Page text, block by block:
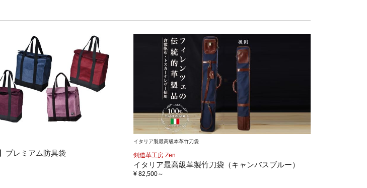
プレミアム防具袋
イタリア製最高級本革竹刀袋
剣道革工房 Zen
イタリア最高級革製竹刀袋（キャンバスブルー）
¥ 82,500～